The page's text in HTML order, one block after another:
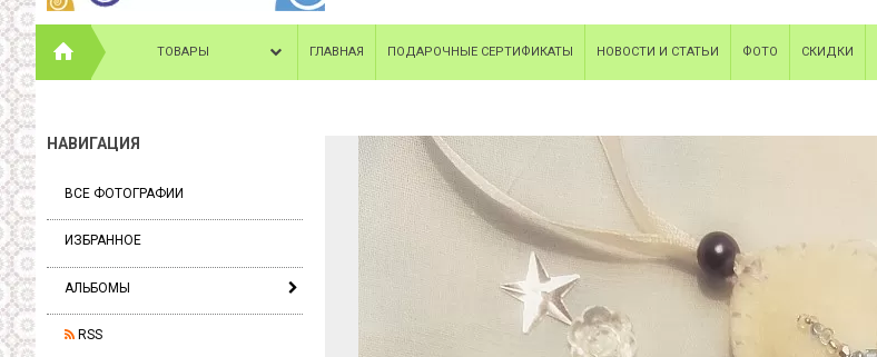
ТОВАРЫ ГЛАВНАЯ ПОДАРОЧНЫЕ СЕРТИФИКАТЫ НОВОСТИ И СТАТЬИ ФОТО СКИДКИ
НАВИГАЦИЯ
ВСЕ ФОТОГРАФИИ
ИЗБРАННОЕ
АЛЬБОМЫ
RSS